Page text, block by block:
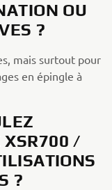
OU
?
mais surtout pour
en épingle à
XSR700 /
?